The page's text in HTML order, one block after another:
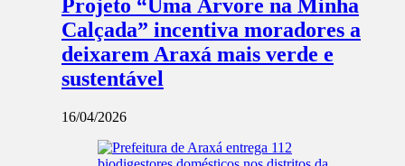
Projeto “Uma Árvore na Minha
Calçada” incentiva moradores a
deixarem Araxá mais verde e
sustentável
16/04/2026